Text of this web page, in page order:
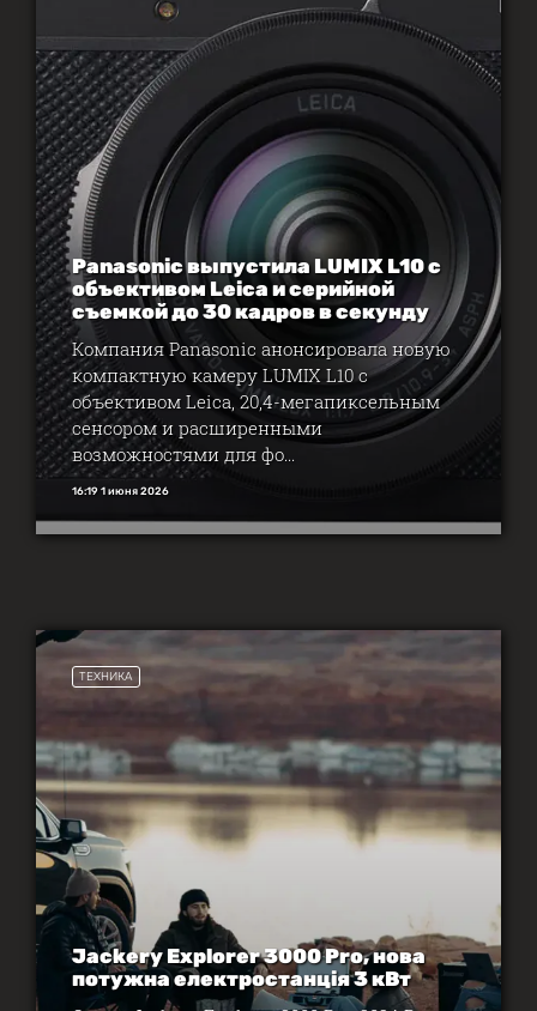
Panasonic выпустила LUMIX L10 с
объективом Leica и серийной
съемкой до 30 кадров в секунду
Компания Panasonic анонсировала новую
компактную камеру LUMIX L10 с
объективом Leica, 20,4-мегапиксельным
сенсором и расширенными
возможностями для фо...
16:19 1 июня 2026
ТЕХНИКА
Jackery Explorer 3000 Pro, нова
потужна електростанція 3 кВт